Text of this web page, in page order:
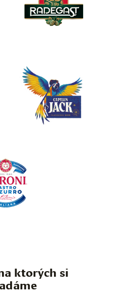
ktorých si